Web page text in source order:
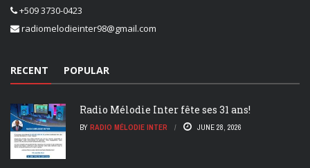
+509 3730-0423
radiomelodieinter98@gmail.com
RECENT POPULAR
Radio Mélodie Inter fête ses 31 ans!
BY RADIO MÉLODIE INTER JUNE 28, 2026